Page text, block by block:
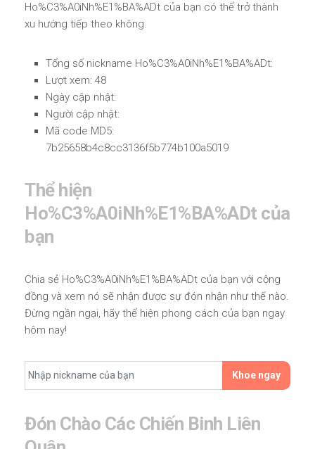
Ho%C3%A0iNh%E1%BA%ADt của bạn có thể trở thành
xu hướng tiếp theo không.
Tổng số nickname Ho%C3%A0iNh%E1%BA%ADt:
Lượt xem: 48
Ngày cập nhật:
Người cập nhật:
Mã code MD5:
7b25658b4c8cc3136f5b774b100a5019
Thể hiện
Ho%C3%A0iNh%E1%BA%ADt của
bạn
Chia sẻ Ho%C3%A0iNh%E1%BA%ADt của bạn với cộng
đồng và xem nó sẽ nhận được sự đón nhận như thế nào.
Đừng ngần ngại, hãy thể hiện phong cách của bạn ngay
hôm nay!
Khoe ngay
Đón Chào Các Chiến Binh Liên